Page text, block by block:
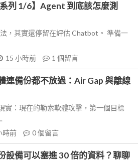
列 1/6】Agent 到底該怎麼測
，其實還停留在評估 Chatbot。 準備一
15 小時前 1 個留言
連備份都不放過：Air Gap 與離線
實：現在的勒索軟體攻擊，第一個目標
時前 0個留言
設備可以塞進 30 倍的資料？聊聊